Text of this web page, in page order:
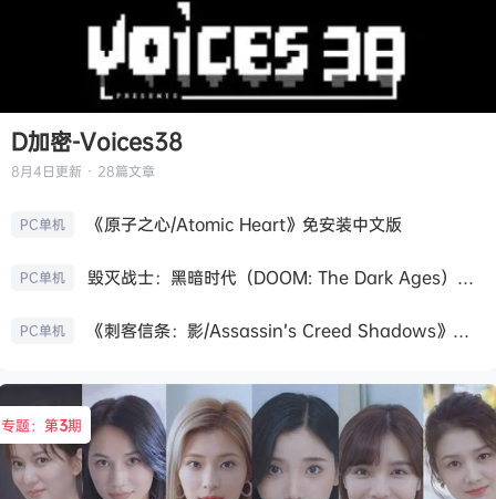
D加密-Voices38
8月4日更新 · 28篇文章
PC单机 《原子之心/Atomic Heart》免安装中文版
PC单机 毁灭战士：黑暗时代（DOOM: The Dark Ages）免安装中文版
PC单机 《刺客信条：影/Assassin’s Creed Shadows》免安装版，非虚拟机
专题：第3期